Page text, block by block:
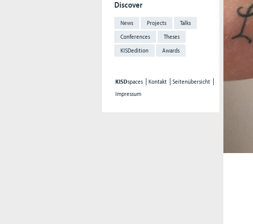
Discover
News Projects
Talks
Conferences
Theses
KISDedition
Awards
KISDspaces Kontakt
Seitenübersicht
Impressum